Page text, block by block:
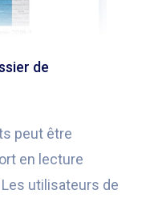
de
peut être
en lecture
utilisateurs de